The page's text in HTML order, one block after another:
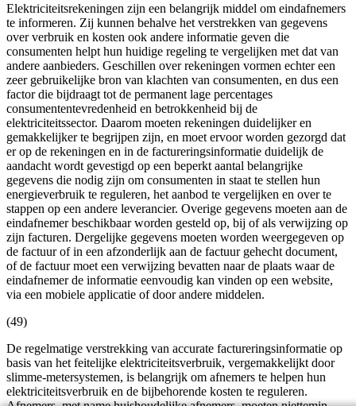
Elektriciteitsrekeningen zijn een belangrijk middel om eindafnemers
te informeren. Zij kunnen behalve het verstrekken van gegevens
over verbruik en kosten ook andere informatie geven die
consumenten helpt hun huidige regeling te vergelijken met dat van
andere aanbieders. Geschillen over rekeningen vormen echter een
zeer gebruikelijke bron van klachten van consumenten, en dus een
factor die bijdraagt tot de permanent lage percentages
consumententevredenheid en betrokkenheid bij de
elektriciteitssector. Daarom moeten rekeningen duidelijker en
gemakkelijker te begrijpen zijn, en moet ervoor worden gezorgd dat
er op de rekeningen en in de factureringsinformatie duidelijk de
aandacht wordt gevestigd op een beperkt aantal belangrijke
gegevens die nodig zijn om consumenten in staat te stellen hun
energieverbruik te reguleren, het aanbod te vergelijken en over te
stappen op een andere leverancier. Overige gegevens moeten aan de
eindafnemer beschikbaar worden gesteld op, bij of als verwijzing op
zijn facturen. Dergelijke gegevens moeten worden weergegeven op
de factuur of in een afzonderlijk aan de factuur gehecht document,
of de factuur moet een verwijzing bevatten naar de plaats waar de
eindafnemer de informatie eenvoudig kan vinden op een website,
via een mobiele applicatie of door andere middelen.
(49)
De regelmatige verstrekking van accurate factureringsinformatie op
basis van het feitelijke elektriciteitsverbruik, vergemakkelijkt door
slimme-metersystemen, is belangrijk om afnemers te helpen hun
elektriciteitsverbruik en de bijbehorende kosten te reguleren.